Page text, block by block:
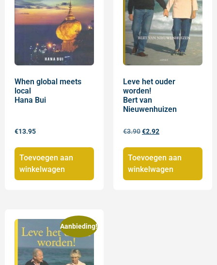
When global meets
local
Hana Bui
€13.95
Toevoegen aan
winkelwagen
Leve het ouder
worden!
Bert van
Nieuwenhuizen
€3.90€2.92
Toevoegen aan
winkelwagen
Aanbieding!